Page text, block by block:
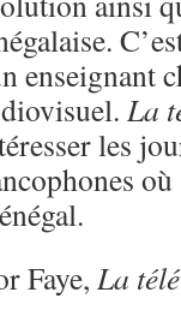
enseignant
La
les
où
Faye, La